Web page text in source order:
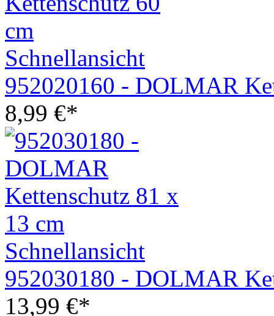
Schnellansicht
952020160 - DOLMAR
8,99 €*
Schnellansicht
952030180 - DOLMAR
13,99 €*